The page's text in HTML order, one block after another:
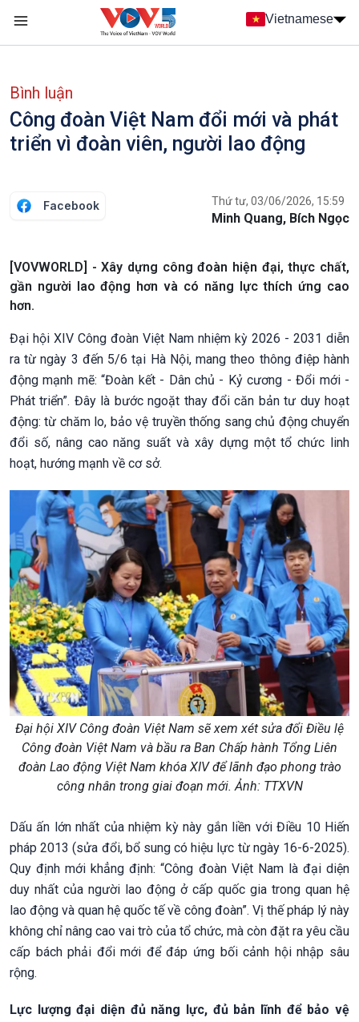
Nhảy đến nội dung
Vietnamese
Bình luận
Công đoàn Việt Nam đổi mới và phát
triển vì đoàn viên, người lao động
Facebook Thứ tư, 03/06/2026, 15:59
Minh Quang, Bích Ngọc
[VOVWORLD] - Xây dựng công đoàn hiện đại, thực chất,
gần người lao động hơn và có năng lực thích ứng cao
hơn.
Đại hội XIV Công đoàn Việt Nam nhiệm kỳ 2026 - 2031 diễn
ra từ ngày 3 đến 5/6 tại Hà Nội, mang theo thông điệp hành
động mạnh mẽ: “Đoàn kết - Dân chủ - Kỷ cương - Đổi mới -
Phát triển”. Đây là bước ngoặt thay đổi căn bản tư duy hoạt
động: từ chăm lo, bảo vệ truyền thống sang chủ động chuyển
đổi số, nâng cao năng suất và xây dựng một tổ chức linh
hoạt, hướng mạnh về cơ sở.
Đại hội XIV Công đoàn Việt Nam sẽ xem xét sửa đổi Điều lệ
Công đoàn Việt Nam và bầu ra Ban Chấp hành Tổng Liên
đoàn Lao động Việt Nam khóa XIV để lãnh đạo phong trào
công nhân trong giai đoạn mới. Ảnh: TTXVN
Dấu ấn lớn nhất của nhiệm kỳ này gắn liền với Điều 10 Hiến
pháp 2013 (sửa đổi, bổ sung có hiệu lực từ ngày 16-6-2025).
Quy định mới khẳng định: “Công đoàn Việt Nam là đại diện
duy nhất của người lao động ở cấp quốc gia trong quan hệ
lao động và quan hệ quốc tế về công đoàn”. Vị thế pháp lý này
không chỉ nâng cao vai trò của tổ chức, mà còn đặt ra yêu cầu
cấp bách phải đổi mới để đáp ứng bối cảnh hội nhập sâu
rộng.
Lực lượng đại diện đủ năng lực, đủ bản lĩnh để bảo vệ